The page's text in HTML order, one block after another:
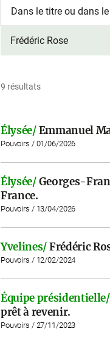
9 résultats
Élysée/Emmanuel
Pouvoirs / 01/06/2026
Élysée/Georges-
France.
Pouvoirs / 13/04/2026
Yvelines/Frédéric
Pouvoirs / 12/02/2024
Équipe présidentielle/
prêt à revenir.
Pouvoirs / 27/11/2023